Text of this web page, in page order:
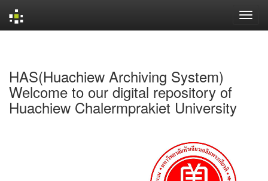
HAS(Huachiew Archiving System)
Welcome to our digital repository of
Huachiew Chalermprakiet University